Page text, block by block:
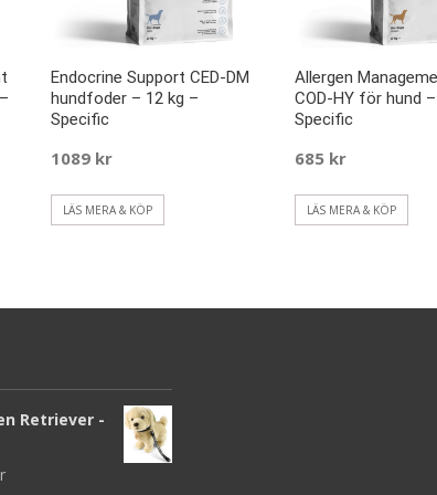
Endocrine Support CED-DM
hundfoder – 12 kg –
Specific
1089 kr
LÄS MERA & KÖP
Allergen
COD-HY för hund
Specific
685 kr
LÄS MERA & KÖP
Retriever -